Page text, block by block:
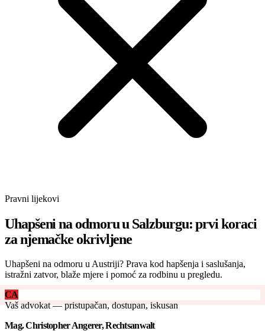
Pravni lijekovi
Uhapšeni na odmoru u Salzburgu: prvi koraci
za njemačke okrivljene
Uhapšeni na odmoru u Austriji? Prava kod hapšenja i saslušanja,
istražni zatvor, blaže mjere i pomoć za rodbinu u pregledu.
CA
Vaš advokat — pristupačan, dostupan, iskusan
Mag. Christopher Angerer, Rechtsanwalt